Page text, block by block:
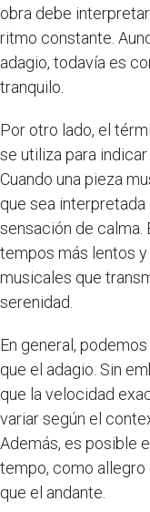
obra debe
ritmo constante.
adagio, todavía es
tranquilo.
Por otro lado, el
se utiliza para
Cuando una pieza
que sea interpretada
sensación de calma.
tempos más lentos
musicales que
serenidad.
En general,
que el adagio. Sin
que la velocidad
variar según el
Además, es posible
tempo, como allegro
que el andante.